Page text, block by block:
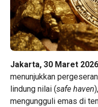
Jakarta, 30 Maret
menunjukkan
lindung nilai (safe haven
mengungguli emas di